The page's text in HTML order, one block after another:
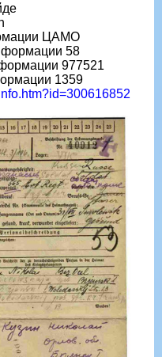
ЦАМО
58
977521
1359